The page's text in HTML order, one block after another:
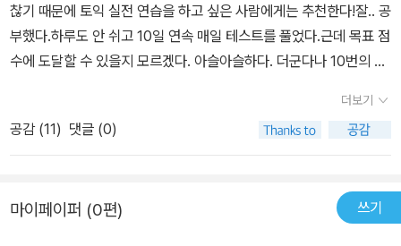
찮기 때문에 토익 실전 연습을 하고 싶은 사람에게는 추천한다!잘.. 공
부했다.하루도 안 쉬고 10일 연속 매일 테스트를 풀었다.근데 목표 점
수에 도달할 수 있을지 모르겠다. 아슬아슬하다. 더군다나 10번의 테
더보기
공감 (11) 댓글 (0)
마이페이퍼 (0편) 쓰기